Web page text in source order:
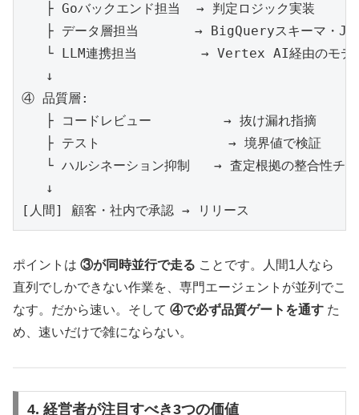
   ├ Goバックエンド担当  → 判定ロジック実装
├ データ層担当       → BigQueryスキーマ・
└ LLM連携担当        → Vertex AI経由のモデ
   ↓
④ 品質層:
   ├ コードレビュー         → 抜け漏れ指摘
   ├ テスト                → 境界値で検証
└ ハルシネーション抑制   → 査定根拠の整合性チ
   ↓
[人間] 顧客・社内で承認 → リリース
ポイントは ③が同時並行で走る ことです。人間1人なら
直列でしかできない作業を、専門エージェントが並列でこ
なす。だから速い。そして ④で必ず品質ゲートを通す た
め、速いだけで雑にならない。
4. 経営者が注目すべき3つの価値